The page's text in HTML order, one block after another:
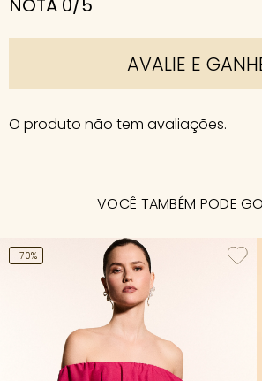
NOTA 0/5
AVALIE E
O produto não tem avaliações.
VOCÊ TAMBÉM PODE
-70%